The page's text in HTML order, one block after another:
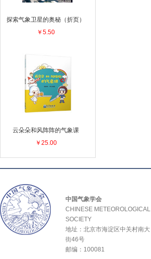
探索气象卫星的奥秘（折页）
￥5.50
云朵朵和风阵阵的气象课
￥25.00
中国气象学会
CHINESE METEOROLOGICAL
SOCIETY
地址：北京市海淀区中关村南大
街46号
邮编：100081